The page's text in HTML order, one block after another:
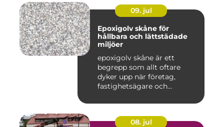
09. jul
Epoxigolv skåne för
hållbara och lättstädade
miljöer
epoxigolv skåne är ett
begrepp som allt oftare
dyker upp när företag,
fastighetsägare och
08. jul